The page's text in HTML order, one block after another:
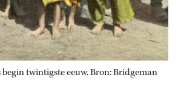
begin twintigste eeuw. Bron: Bridgeman